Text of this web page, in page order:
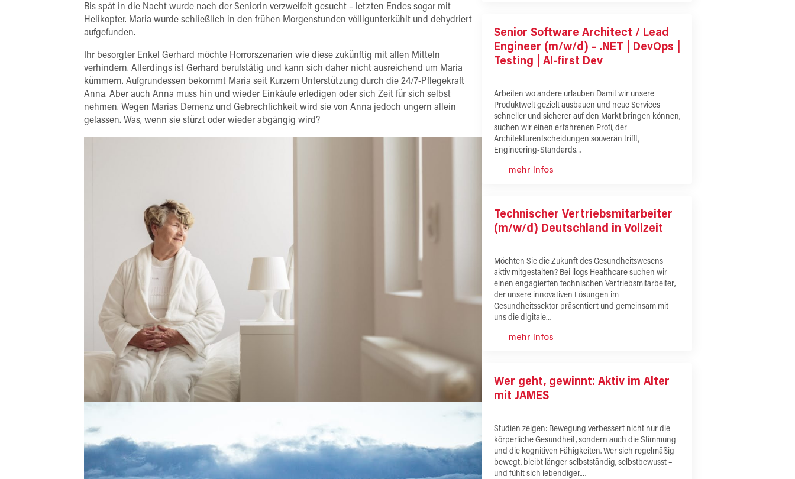
Bis spät in die Nacht wurde nach der Seniorin verzweifelt gesucht – letzten Endes sogar mit
Helikopter. Maria wurde schließlich in den frühen Morgenstunden völligunterkühlt und dehydriert
aufgefunden.
Ihr besorgter Enkel Gerhard möchte Horrorszenarien wie diese zukünftig mit allen Mitteln
verhindern. Allerdings ist Gerhard berufstätig und kann sich daher nicht ausreichend um Maria
kümmern. Aufgrundessen bekommt Maria seit Kurzem Unterstützung durch die 24/7-Pflegekraft
Anna. Aber auch Anna muss hin und wieder Einkäufe erledigen oder sich Zeit für sich selbst
nehmen. Wegen Marias Demenz und Gebrechlichkeit wird sie von Anna jedoch ungern allein
gelassen. Was, wenn sie stürzt oder wieder abgängig wird?
Senior Software Architect / Lead
Engineer (m/w/d) – .NET | DevOps |
Testing | AI-first Dev
Arbeiten wo andere urlauben Damit wir unsere
Produktwelt gezielt ausbauen und neue Services
schneller und sicherer auf den Markt bringen können,
suchen wir einen erfahrenen Profi, der
Architekturentscheidungen souverän trifft,
Engineering-Standards…
mehr Infos
Technischer Vertriebsmitarbeiter
(m/w/d) Deutschland in Vollzeit
Möchten Sie die Zukunft des Gesundheitswesens
aktiv mitgestalten? Bei ilogs Healthcare suchen wir
einen engagierten technischen Vertriebsmitarbeiter,
der unsere innovativen Lösungen im
Gesundheitssektor präsentiert und gemeinsam mit
uns die digitale…
mehr Infos
Wer geht, gewinnt: Aktiv im Alter
mit JAMES
Studien zeigen: Bewegung verbessert nicht nur die
körperliche Gesundheit, sondern auch die Stimmung
und die kognitiven Fähigkeiten. Wer sich regelmäßig
bewegt, bleibt länger selbstständig, selbstbewusst –
und fühlt sich lebendiger.…